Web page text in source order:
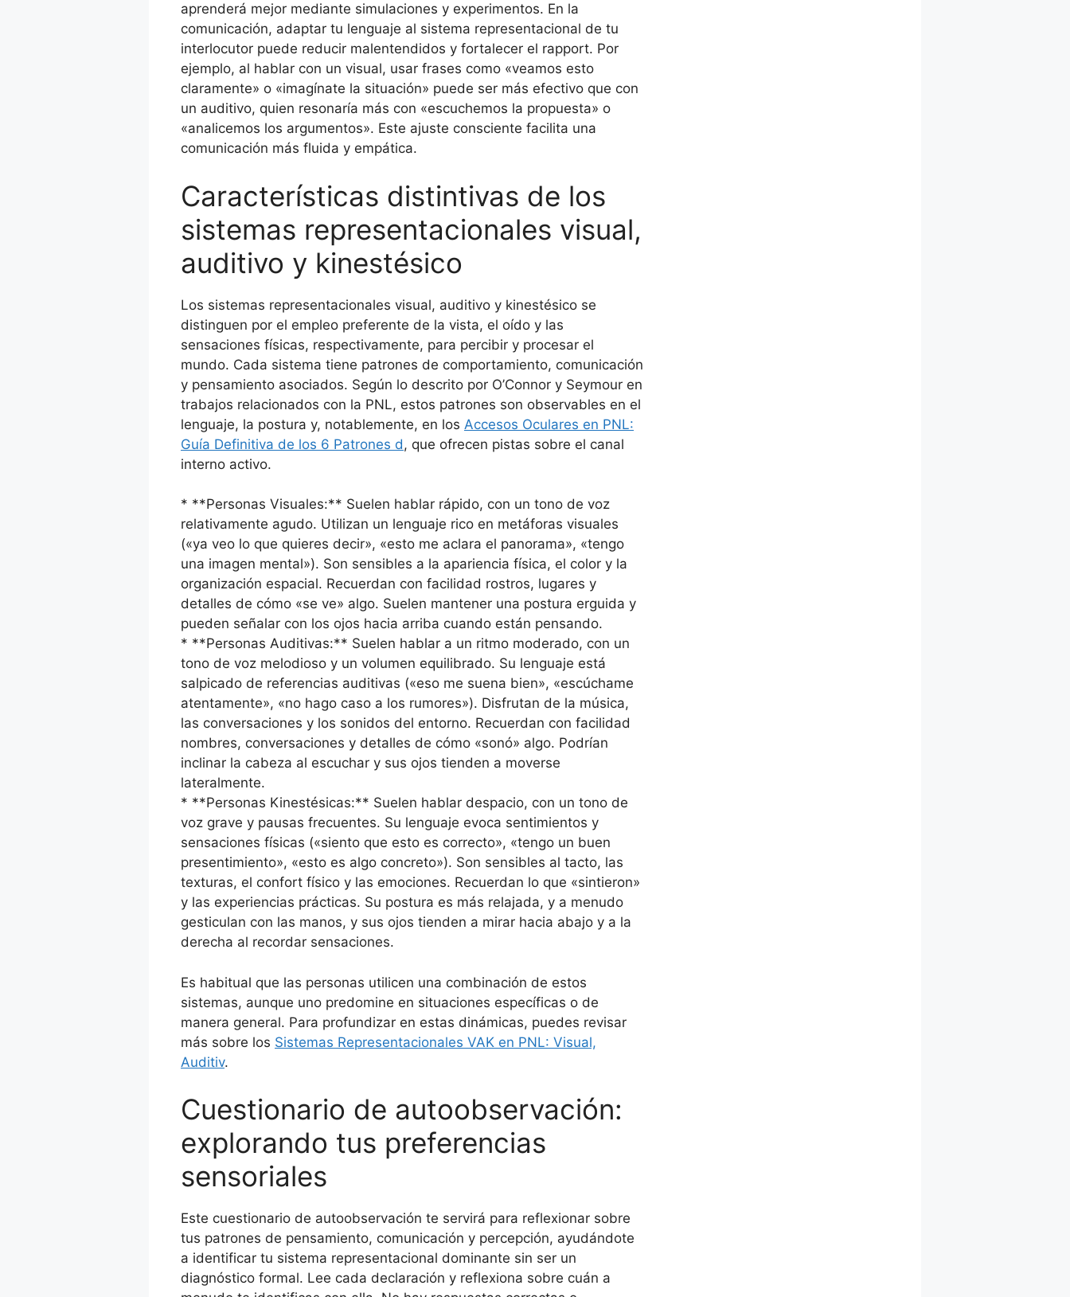
aprenderá mejor mediante simulaciones y experimentos. En la
comunicación, adaptar tu lenguaje al sistema representacional de tu
interlocutor puede reducir malentendidos y fortalecer el rapport. Por
ejemplo, al hablar con un visual, usar frases como «veamos esto
claramente» o «imagínate la situación» puede ser más efectivo que con
un auditivo, quien resonaría más con «escuchemos la propuesta» o
«analicemos los argumentos». Este ajuste consciente facilita una
comunicación más fluida y empática.
Características distintivas de los
sistemas representacionales visual,
auditivo y kinestésico
Los sistemas representacionales visual, auditivo y kinestésico se
distinguen por el empleo preferente de la vista, el oído y las
sensaciones físicas, respectivamente, para percibir y procesar el
mundo. Cada sistema tiene patrones de comportamiento, comunicación
y pensamiento asociados. Según lo descrito por O’Connor y Seymour en
trabajos relacionados con la PNL, estos patrones son observables en el
lenguaje, la postura y, notablemente, en los Accesos Oculares en PNL:
Guía Definitiva de los 6 Patrones d, que ofrecen pistas sobre el canal
interno activo.
* **Personas Visuales:** Suelen hablar rápido, con un tono de voz
relativamente agudo. Utilizan un lenguaje rico en metáforas visuales
(«ya veo lo que quieres decir», «esto me aclara el panorama», «tengo
una imagen mental»). Son sensibles a la apariencia física, el color y la
organización espacial. Recuerdan con facilidad rostros, lugares y
detalles de cómo «se ve» algo. Suelen mantener una postura erguida y
pueden señalar con los ojos hacia arriba cuando están pensando.
* **Personas Auditivas:** Suelen hablar a un ritmo moderado, con un
tono de voz melodioso y un volumen equilibrado. Su lenguaje está
salpicado de referencias auditivas («eso me suena bien», «escúchame
atentamente», «no hago caso a los rumores»). Disfrutan de la música,
las conversaciones y los sonidos del entorno. Recuerdan con facilidad
nombres, conversaciones y detalles de cómo «sonó» algo. Podrían
inclinar la cabeza al escuchar y sus ojos tienden a moverse
lateralmente.
* **Personas Kinestésicas:** Suelen hablar despacio, con un tono de
voz grave y pausas frecuentes. Su lenguaje evoca sentimientos y
sensaciones físicas («siento que esto es correcto», «tengo un buen
presentimiento», «esto es algo concreto»). Son sensibles al tacto, las
texturas, el confort físico y las emociones. Recuerdan lo que «sintieron»
y las experiencias prácticas. Su postura es más relajada, y a menudo
gesticulan con las manos, y sus ojos tienden a mirar hacia abajo y a la
derecha al recordar sensaciones.
Es habitual que las personas utilicen una combinación de estos
sistemas, aunque uno predomine en situaciones específicas o de
manera general. Para profundizar en estas dinámicas, puedes revisar
más sobre los Sistemas Representacionales VAK en PNL: Visual,
Auditiv.
Cuestionario de autoobservación:
explorando tus preferencias
sensoriales
Este cuestionario de autoobservación te servirá para reflexionar sobre
tus patrones de pensamiento, comunicación y percepción, ayudándote
a identificar tu sistema representacional dominante sin ser un
diagnóstico formal. Lee cada declaración y reflexiona sobre cuán a